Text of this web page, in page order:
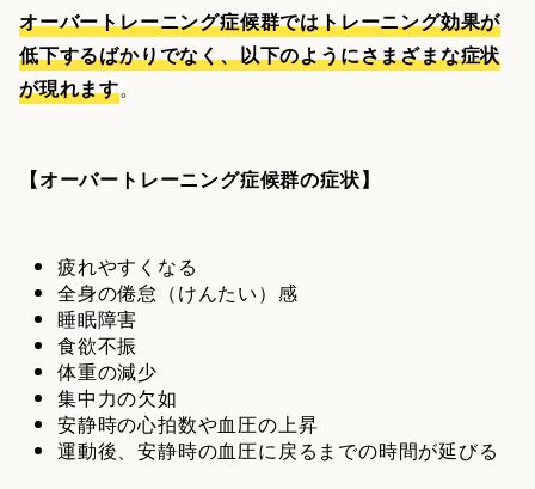
オーバートレーニング症候群ではトレーニング効果が
低下するばかりでなく、以下のようにさまざまな症状
が現れます。
【オーバートレーニング症候群の症状】
疲れやすくなる
全身の倦怠（けんたい）感
睡眠障害
食欲不振
体重の減少
集中力の欠如
安静時の心拍数や血圧の上昇
運動後、安静時の血圧に戻るまでの時間が延びる